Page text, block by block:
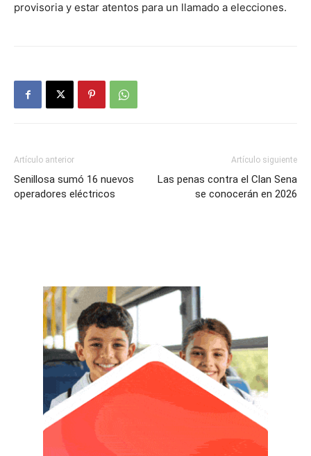
provisoria y estar atentos para un llamado a elecciones.
Artículo anterior
Senillosa sumó 16 nuevos
operadores eléctricos
Artículo siguiente
Las penas contra el Clan Sena
se conocerán en 2026